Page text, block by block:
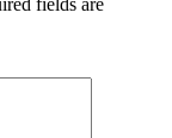
fields are